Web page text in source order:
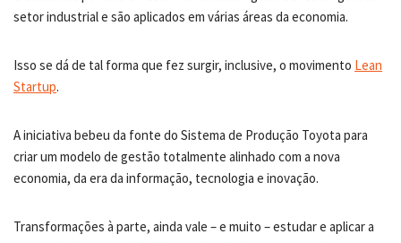
setor industrial e são aplicados em várias áreas da economia.
Isso se dá de tal forma que fez surgir, inclusive, o movimento Lean
Startup.
A iniciativa bebeu da fonte do Sistema de Produção Toyota para
criar um modelo de gestão totalmente alinhado com a nova
economia, da era da informação, tecnologia e inovação.
Transformações à parte, ainda vale – e muito – estudar e aplicar a